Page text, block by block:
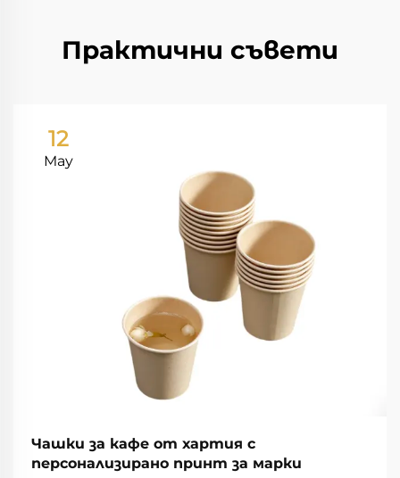
Практични съвети
12
May
Чашки за кафе от хартия с
персонализирано принт за марки